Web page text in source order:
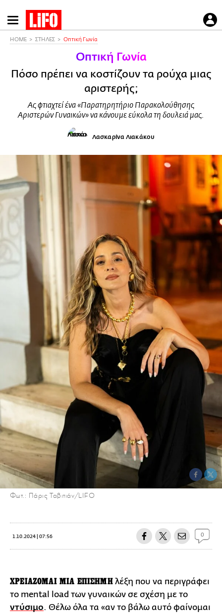
Παράκαμψη
προς
HOME ΣΤΗΛΕΣ Οπτική Γωνία
Οπτική Γωνία
Πόσο πρέπει να κοστίζουν τα ρούχα μιας
αριστερής;
Ας φτιαχτεί ένα «Παρατηρητήριο Παρακολούθησης
Αριστερών Γυναικών» να κάνουμε εύκολα τη δουλειά μας.
Λασκαρίνα Λιακάκου
Φωτ.: Πάρις Ταβιτιάν/LIFO
1.10.2024 | 07:56 0
ΧΡΕΙΑΖΟΜΑΙ ΜΙΑ ΕΠΙΣΗΜΗλέξη που να περιγράφει
το mental load των γυναικών σε σχέση με το
ντύσιμο. Θέλω όλα τα «αν το βάλω αυτό φαίνομαι